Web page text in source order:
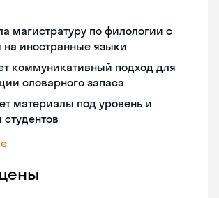
магистратуру по филологии с
на иностранные языки
коммуникативный подход для
словарного запаса
материалы под уровень и